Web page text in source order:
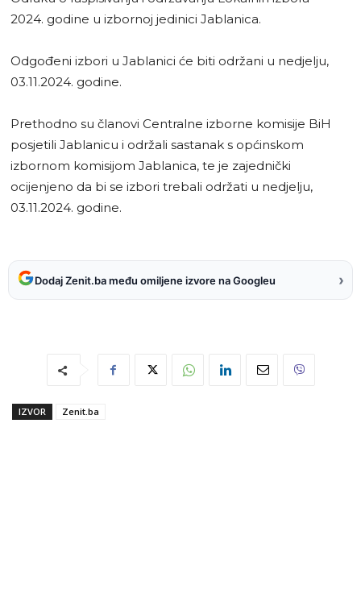
2024. godine u izbornoj jedinici Jablanica.
Odgođeni izbori u Jablanici će biti održani u nedjelju,
03.11.2024. godine.
Prethodno su članovi Centralne izborne komisije BiH
posjetili Jablanicu i održali sastanak s općinskom
izbornom komisijom Jablanica, te je zajednički
ocijenjeno da bi se izbori trebali održati u nedjelju,
03.11.2024. godine.
Dodaj Zenit.ba među omiljene izvore na Googleu ›
IZVOR Zenit.ba